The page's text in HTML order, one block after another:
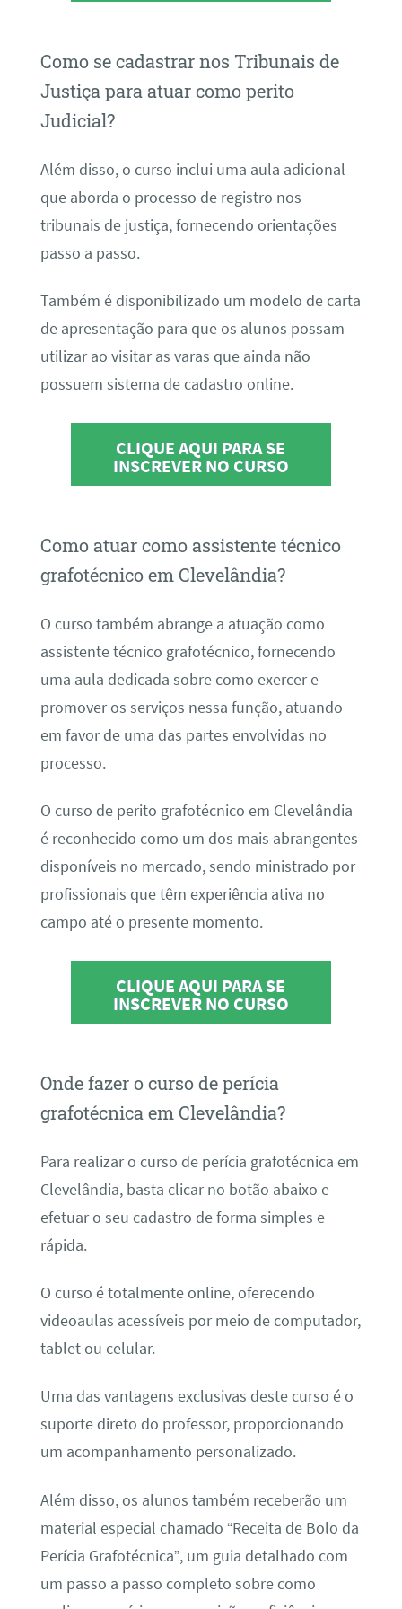
Como se cadastrar nos Tribunais de
Justiça para atuar como perito
Judicial?
Além disso, o curso inclui uma aula adicional
que aborda o processo de registro nos
tribunais de justiça, fornecendo orientações
passo a passo.
Também é disponibilizado um modelo de carta
de apresentação para que os alunos possam
utilizar ao visitar as varas que ainda não
possuem sistema de cadastro online.
CLIQUE AQUI PARA SE
INSCREVER NO CURSO
Como atuar como assistente técnico
grafotécnico em Clevelândia?
O curso também abrange a atuação como
assistente técnico grafotécnico, fornecendo
uma aula dedicada sobre como exercer e
promover os serviços nessa função, atuando
em favor de uma das partes envolvidas no
processo.
O curso de perito grafotécnico em Clevelândia
é reconhecido como um dos mais abrangentes
disponíveis no mercado, sendo ministrado por
profissionais que têm experiência ativa no
campo até o presente momento.
CLIQUE AQUI PARA SE
INSCREVER NO CURSO
Onde fazer o curso de perícia
grafotécnica em Clevelândia?
Para realizar o curso de perícia grafotécnica em
Clevelândia, basta clicar no botão abaixo e
efetuar o seu cadastro de forma simples e
rápida.
O curso é totalmente online, oferecendo
videoaulas acessíveis por meio de computador,
tablet ou celular.
Uma das vantagens exclusivas deste curso é o
suporte direto do professor, proporcionando
um acompanhamento personalizado.
Além disso, os alunos também receberão um
material especial chamado “Receita de Bolo da
Perícia Grafotécnica”, um guia detalhado com
um passo a passo completo sobre como